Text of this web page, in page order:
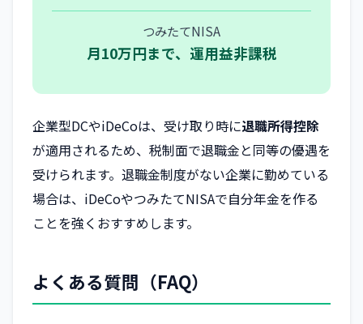
つみたてNISA
月10万円まで、運用益非課税
企業型DCやiDeCoは、受け取り時に退職所得控除
が適用されるため、税制面で退職金と同等の優遇を
受けられます。退職金制度がない企業に勤めている
場合は、iDeCoやつみたてNISAで自分年金を作る
ことを強くおすすめします。
よくある質問（FAQ）